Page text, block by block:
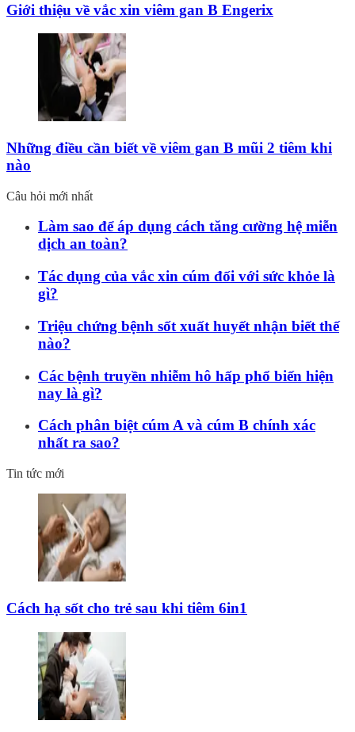
Giới thiệu về vắc xin viêm gan B Engerix
Những điều cần biết về viêm gan B mũi 2 tiêm khi
nào
Câu hỏi mới nhất
Làm sao để áp dụng cách tăng cường hệ miễn
dịch an toàn?
Tác dụng của vắc xin cúm đối với sức khỏe là
gì?
Triệu chứng bệnh sốt xuất huyết nhận biết thế
nào?
Các bệnh truyền nhiễm hô hấp phổ biến hiện
nay là gì?
Cách phân biệt cúm A và cúm B chính xác
nhất ra sao?
Tin tức mới
Cách hạ sốt cho trẻ sau khi tiêm 6in1